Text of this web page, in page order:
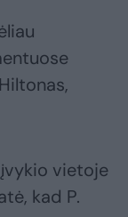
vietoje
kad P.